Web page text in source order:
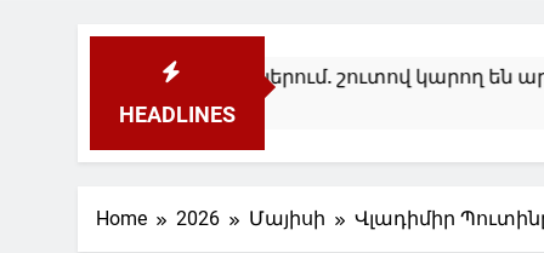
HEADLINES
շուտով կարող են
Home 2026 Մայիսի Վլադիմիր